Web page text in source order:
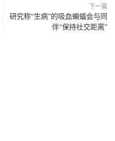
下一篇
研究称“生病”的吸血蝙蝠会与同
伴“保持社交距离”